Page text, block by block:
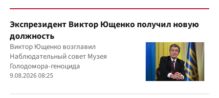
Экспрезидент Виктор Ющенко получил новую
должность
Виктор Ющенко возглавил
Наблюдательный совет Музея
Голодомора-геноцида
9.08.2026 08:25